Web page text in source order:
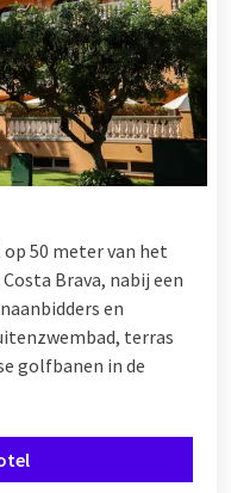
50 meter van het
Brava, nabij een
en
terras
golfbanen in de